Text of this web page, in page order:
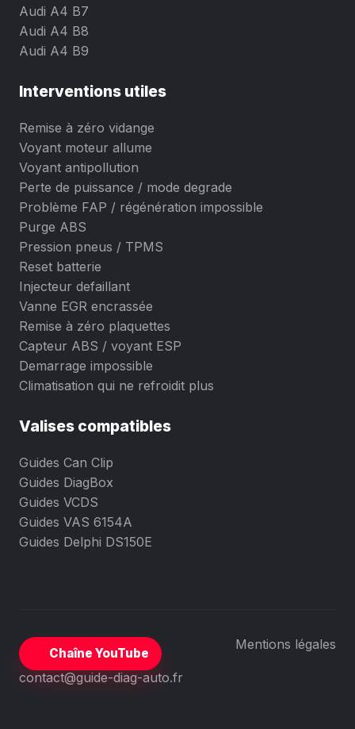
Audi A4 B7
Audi A4 B8
Audi A4 B9
Interventions utiles
Remise à zéro vidange
Voyant moteur allume
Voyant antipollution
Perte de puissance / mode degrade
Problème FAP / régénération impossible
Purge ABS
Pression pneus / TPMS
Reset batterie
Injecteur defaillant
Vanne EGR encrassée
Remise à zéro plaquettes
Capteur ABS / voyant ESP
Demarrage impossible
Climatisation qui ne refroidit plus
Valises compatibles
Guides Can Clip
Guides DiagBox
Guides VCDS
Guides VAS 6154A
Guides Delphi DS150E
Chaîne YouTube
Mentions légales
contact@guide-diag-auto.fr